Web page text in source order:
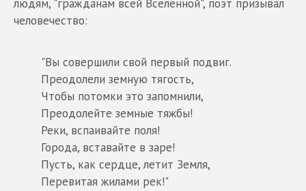
людям, "гражданам всей Вселенной", поэт призывал
человечество:
"Вы совершили свой первый подвиг.
Преодолели земную тягость,
Чтобы потомки это запомнили,
Преодолейте земные тяжбы!
Реки, вспаивайте поля!
Города, вставайте в заре!
Пусть, как сердце, летит Земля,
Перевитая жилами рек!"